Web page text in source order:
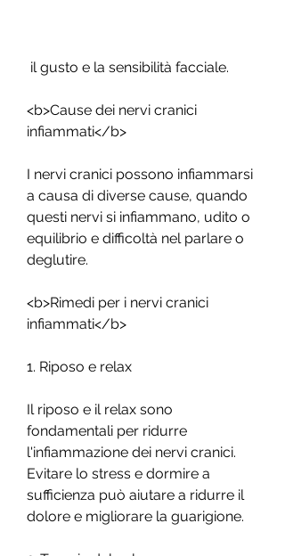
il gusto e la sensibilità facciale.
<b>Cause dei nervi cranici
infiammati</b>
I nervi cranici possono infiammarsi
a causa di diverse cause, quando
questi nervi si infiammano, udito o
equilibrio e difficoltà nel parlare o
deglutire.
<b>Rimedi per i nervi cranici
infiammati</b>
1. Riposo e relax
Il riposo e il relax sono
fondamentali per ridurre
l'infiammazione dei nervi cranici.
Evitare lo stress e dormire a
sufficienza può aiutare a ridurre il
dolore e migliorare la guarigione.